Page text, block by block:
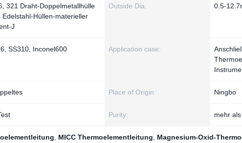
321 Draht-Doppelmetallhülle
Edelstahl-Hüllen-materieller
J
Outside Dia: 0.5-
SS310, Inconel600 Application case:
Place of Origin: Ningbo
Purity: mehr
MICC Thermoelementleitung Magnesium-Oxid-